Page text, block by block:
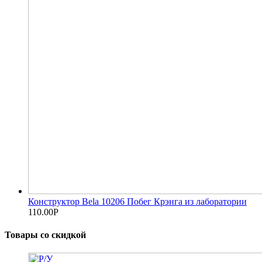
Конструктор Bela 10206 Побег Крэнга из лаборатории
110.00Р
Товары со скидкой